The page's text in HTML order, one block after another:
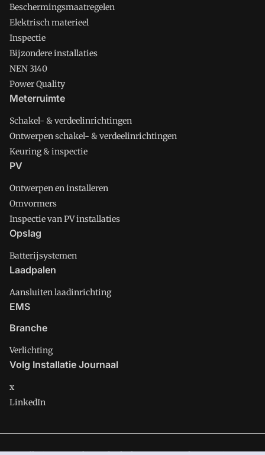
Beschermingsmaatregelen
Elektrisch materieel
Inspectie
Bijzondere installaties
NEN 3140
Power Quality
Meterruimte
Schakel- & verdeelinrichtingen
Ontwerpen schakel- & verdeelinrichtingen
Keuring & inspectie
PV
Ontwerpen en installeren
Omvormers
Inspectie van PV installaties
Opslag
Batterijsystemen
Laadpalen
Aansluiten laadinrichting
EMS
Branche
Verlichting
Volg Installatie Journaal
x
LinkedIn